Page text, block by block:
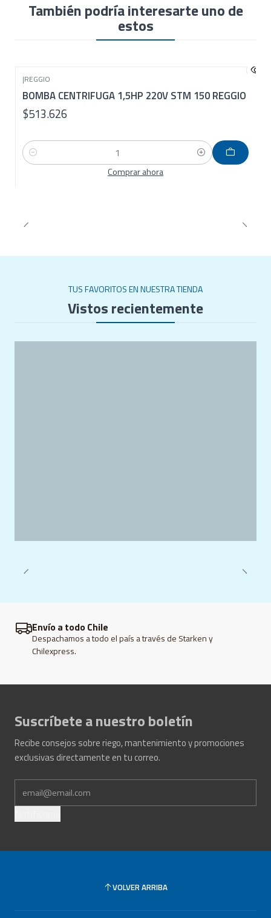
Altura succión
7M
También podría interesarte uno de
estos
|REGGIO
BOMBA CENTRIFUGA 1,5HP 220V STM 150 REGGIO
$513.626
Cantidad
Comprar ahora
TUS FAVORITOS EN NUESTRA TIENDA
Vistos recientemente
Envío a todo Chile
Despachamos a todo el país a través de Starken y
Chilexpress.
Suscríbete a nuestro boletín
Recibe consejos sobre riego, mantenimiento y promociones
exclusivas directamente en tu correo.
VOLVER ARRIBA